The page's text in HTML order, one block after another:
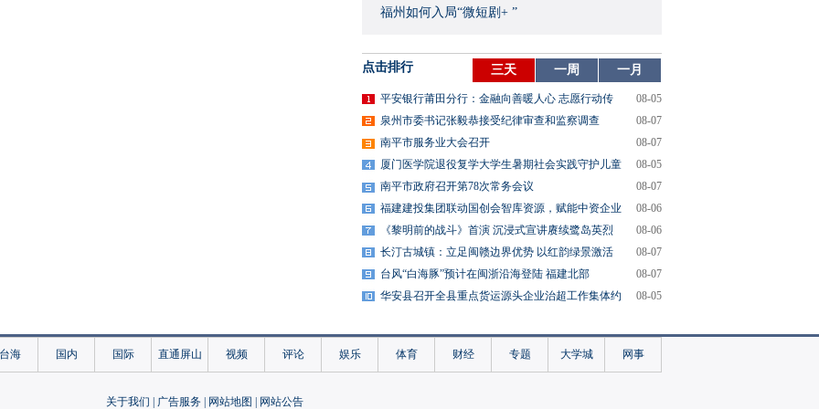
福州如何入局“微短剧+ ”
点击排行 三天 一周 一月
平安银行莆田分行：金融向善暖人心 志愿行动传
08-05
泉州市委书记张毅恭接受纪律审查和监察调查
08-07
南平市服务业大会召开
08-07
厦门医学院退役复学大学生暑期社会实践守护儿童
08-05
南平市政府召开第78次常务会议
08-07
福建建投集团联动国创会智库资源，赋能中资企业
08-06
《黎明前的战斗》首演 沉浸式宣讲赓续鹭岛英烈
08-06
长汀古城镇：立足闽赣边界优势 以红韵绿景激活
08-07
台风“白海豚”预计在闽浙沿海登陆 福建北部
08-07
华安县召开全县重点货运源头企业治超工作集体约
08-05
台海 国内 国际 直通屏山 视频 评论 娱乐 体育 财经 专题 大学城 网事
关于我们 广告服务 网站地图 网站公告